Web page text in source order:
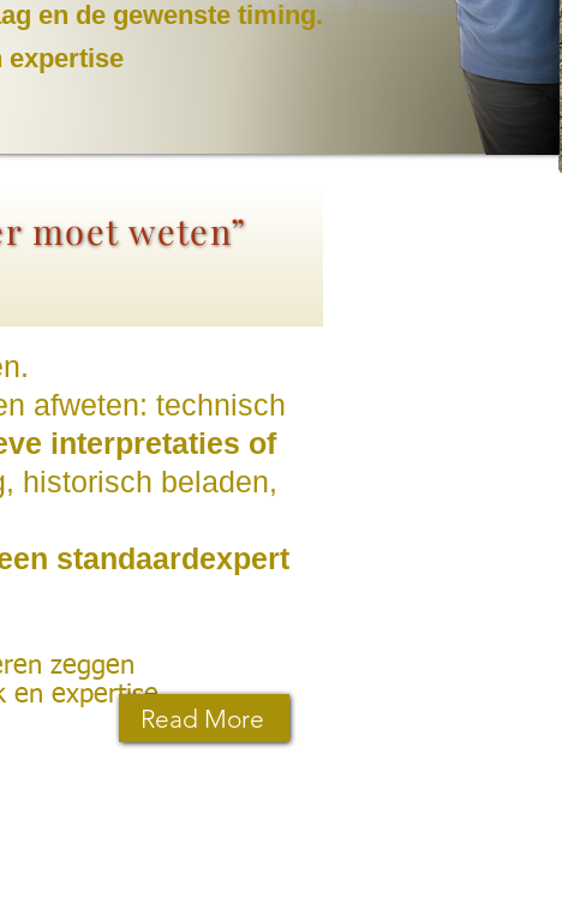
en de gewenste timing.
expertise
moet weten”
afweten: technisch
interpretaties of
historisch beladen,
standaardexpert
zeggen
en expertise.
Read More